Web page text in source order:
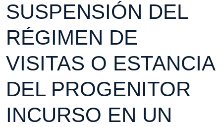
SUSPENSIÓN DEL
RÉGIMEN DE
VISITAS O ESTANCIA
DEL PROGENITOR
INCURSO EN UN